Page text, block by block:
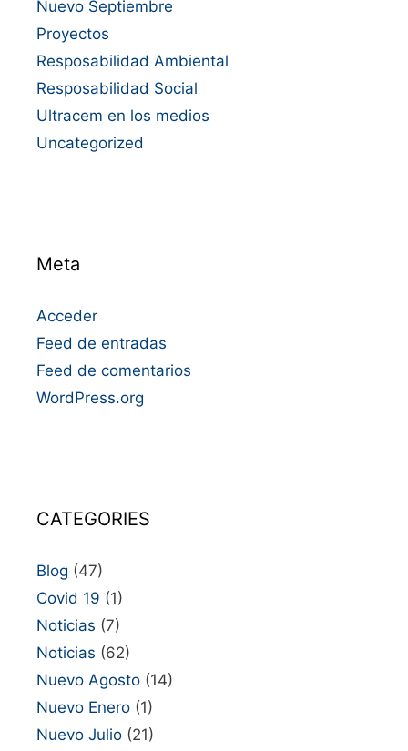
Nuevo Septiembre
Proyectos
Resposabilidad Ambiental
Resposabilidad Social
Ultracem en los medios
Uncategorized
Meta
Acceder
Feed de entradas
Feed de comentarios
WordPress.org
CATEGORIES
Blog (47)
Covid 19 (1)
Noticias (7)
Noticias (62)
Nuevo Agosto (14)
Nuevo Enero (1)
Nuevo Julio (21)